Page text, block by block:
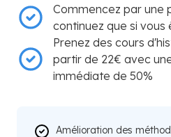
Commencez par une
continuez que si vous
Prenez des cours
partir de 22€ avec
immédiate de 50%
Amélioration des